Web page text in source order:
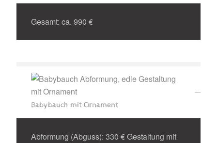
Gesamt: ca. 990 €
Babybauch mit Ornament
Abformung (Abguss): 330 € Gestaltung mit